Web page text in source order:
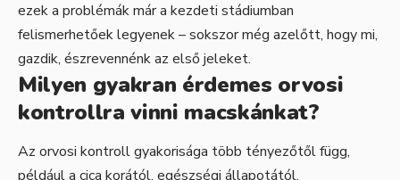
ezek a problémák már a kezdeti stádiumban
felismerhetőek legyenek – sokszor még azelőtt, hogy mi,
gazdik, észrevennénk az első jeleket.
Milyen gyakran érdemes orvosi
kontrollra vinni macskánkat?
Az orvosi kontroll gyakorisága több tényezőtől függ,
például a cica korától, egészségi állapotától,